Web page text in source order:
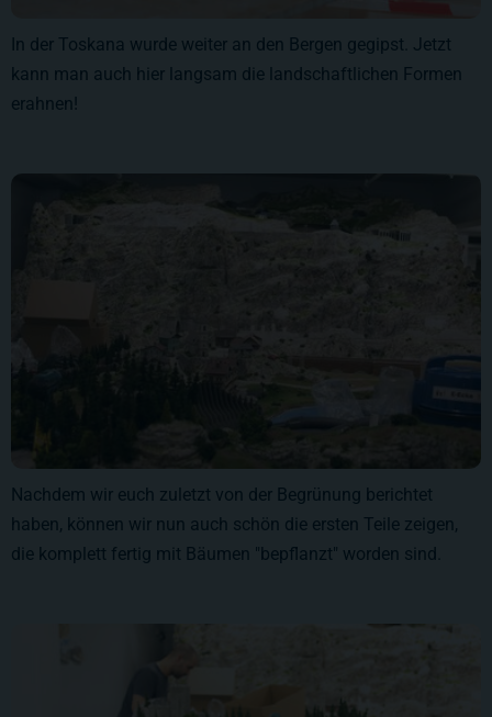
In der Toskana wurde weiter an den Bergen gegipst. Jetzt
kann man auch hier langsam die landschaftlichen Formen
erahnen!
Nachdem wir euch zuletzt von der Begrünung berichtet
haben, können wir nun auch schön die ersten Teile zeigen,
die komplett fertig mit Bäumen "bepflanzt" worden sind.